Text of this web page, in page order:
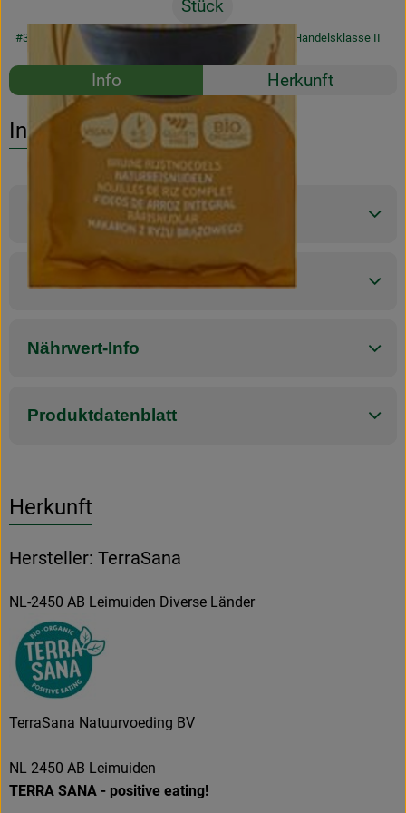
Stück
#34032 4,29 € 7% MwSt Handelsklasse II
Rezepte
Info Herkunft
Entdecke passende RezepteEs wurden
Info
Produktinformationen
Zutaten
Nährwert-Info
Produktdatenblatt
Herkunft
Hersteller: TerraSana
NL-2450 AB Leimuiden Diverse Länder
TerraSana Natuurvoeding BV
NL 2450 AB Leimuiden
TERRA SANA - positive eating!